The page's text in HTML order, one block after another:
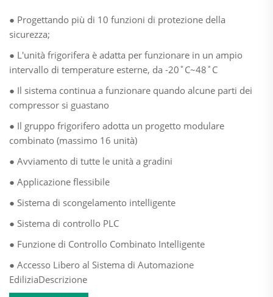
● Progettando più di 10 funzioni di protezione della
sicurezza;
● L'unità frigorifera è adatta per funzionare in un ampio
intervallo di temperature esterne, da -20˚C~48˚C
● Il sistema continua a funzionare quando alcune parti dei
compressor si guastano
● Il gruppo frigorifero adotta un progetto modulare
combinato (massimo 16 unità)
● Avviamento di tutte le unità a gradini
● Applicazione flessibile
● Sistema di scongelamento intelligente
● Sistema di controllo PLC
● Funzione di Controllo Combinato Intelligente
● Accesso Libero al Sistema di Automazione
EdiliziaDescrizione